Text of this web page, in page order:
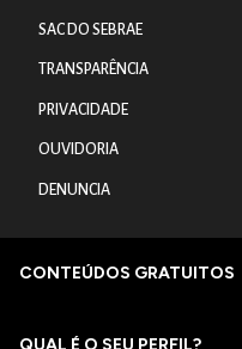
SAC DO SEBRAE
TRANSPARÊNCIA
PRIVACIDADE
OUVIDORIA
DENUNCIA
CONTEÚDOS GRATUITOS
QUAL É O SEU PERFIL?